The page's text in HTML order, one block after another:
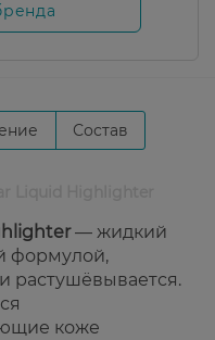
Состав
— жидкий
формулой,
растушёвывается.
коже